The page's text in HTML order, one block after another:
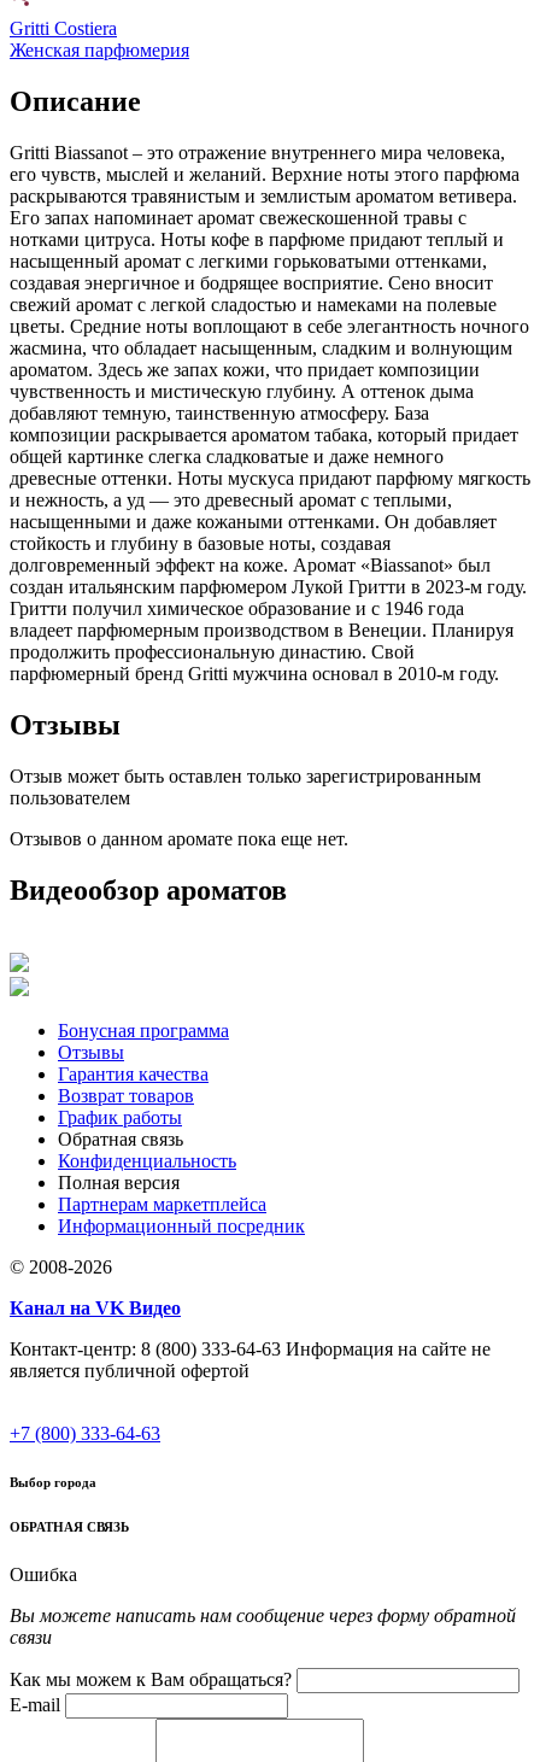
Gritti Costiera
Женская парфюмерия
Описание
Gritti Biassanot – это отражение внутреннего мира человека,
его чувств, мыслей и желаний. Верхние ноты этого парфюма
раскрываются травянистым и землистым ароматом ветивера.
Его запах напоминает аромат свежескошенной травы с
нотками цитруса. Ноты кофе в парфюме придают теплый и
насыщенный аромат с легкими горьковатыми оттенками,
создавая энергичное и бодрящее восприятие. Сено вносит
свежий аромат с легкой сладостью и намеками на полевые
цветы. Средние ноты воплощают в себе элегантность ночного
жасмина, что обладает насыщенным, сладким и волнующим
ароматом. Здесь же запах кожи, что придает композиции
чувственность и мистическую глубину. А оттенок дыма
добавляют темную, таинственную атмосферу. База
композиции раскрывается ароматом табака, который придает
общей картинке слегка сладковатые и даже немного
древесные оттенки. Ноты мускуса придают парфюму мягкость
и нежность, а уд — это древесный аромат с теплыми,
насыщенными и даже кожаными оттенками. Он добавляет
стойкость и глубину в базовые ноты, создавая
долговременный эффект на коже. Аромат «Biassanot» был
создан итальянским парфюмером Лукой Гритти в 2023-м году.
Гритти получил химическое образование и с 1946 года
владеет парфюмерным производством в Венеции. Планируя
продолжить профессиональную династию. Свой
парфюмерный бренд Gritti мужчина основал в 2010-м году.
Отзывы
Отзыв может быть оставлен только зарегистрированным
пользователем
Отзывов о данном аромате пока еще нет.
Видеообзор ароматов
Бонусная программа
Отзывы
Гарантия качества
Возврат товаров
График работы
Обратная связь
Конфиденциальность
Полная версия
Партнерам маркетплейса
Информационный посредник
© 2008-2026
Канал на VK Видео
Контакт-центр: 8 (800) 333-64-63 Информация на сайте не
является публичной офертой
+7 (800) 333-64-63
Выбор города
ОБРАТНАЯ СВЯЗЬ
Ошибка
Вы можете написать нам сообщение через форму обратной
связи
Как мы можем к Вам обращаться?
E-mail